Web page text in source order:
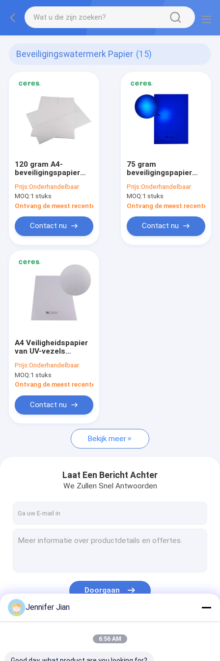
Beveiligingswatermerk Papier (15)
120 gram A4-
beveiligingspapier
Prijs:Onderhandelbaar
MOQ:1 stuks
Ontvang de meest recente Prijs
Contact nu
75 gram
beveiligingspapier
voor certificaten
Prijs:Onderhandelbaar
MOQ:1 stuks
Ontvang de meest recente
Contact nu
A4 Veiligheidspapier
van UV-vezels
onzichtbare blauwe
vezels met een
lengte van 3 mm
Prijs:Onderhandelbaar
MOQ:1 stuks
Ontvang de meest recente Prijs
Contact nu
Bekijk meer
Laat Een Bericht Achter
We Zullen Snel Antwoorden
Doorgaan
Jennifer Jian
6:56 AM